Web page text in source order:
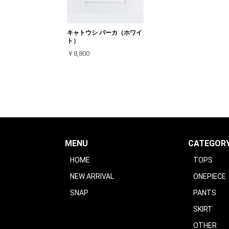
キャトウシ パーカ（ホワイ
ト）
￥8,800
MENU
HOME
NEW ARRIVAL
SNAP
TOPS
ONEPIECE
PANTS
SKIRT
OTHER